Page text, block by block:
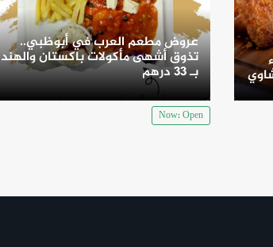
المشاوي
عروض مطعم العرب في أبوظبي..
تذوق أشهى مأكولات باكستان والهند
بـ 33 درهم
Now: Open